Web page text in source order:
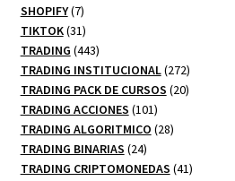
productos
SHOPIFY 77
productos
TIKTOK 3131
productos
TRADING 443443
productos
TRADING INSTITUCIONAL 272272
productos
TRADING PACK DE CURSOS 2020
TRADING ACCIONES 101101
productos
TRADING ALGORITMICO 2828
TRADING BINARIAS 2424
productos
TRADING CRIPTOMONEDAS 4141